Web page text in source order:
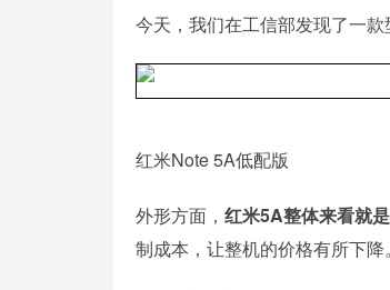
今天，我们在工信部发现了一款
红米Note 5A低配版
外形方面， 红米5A整体来看就
制成本，让整机的价格有所下降。